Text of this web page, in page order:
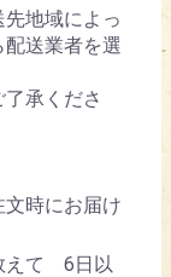
地域によっ
送業者を選
承くださ
時にお届け
えて 6日以